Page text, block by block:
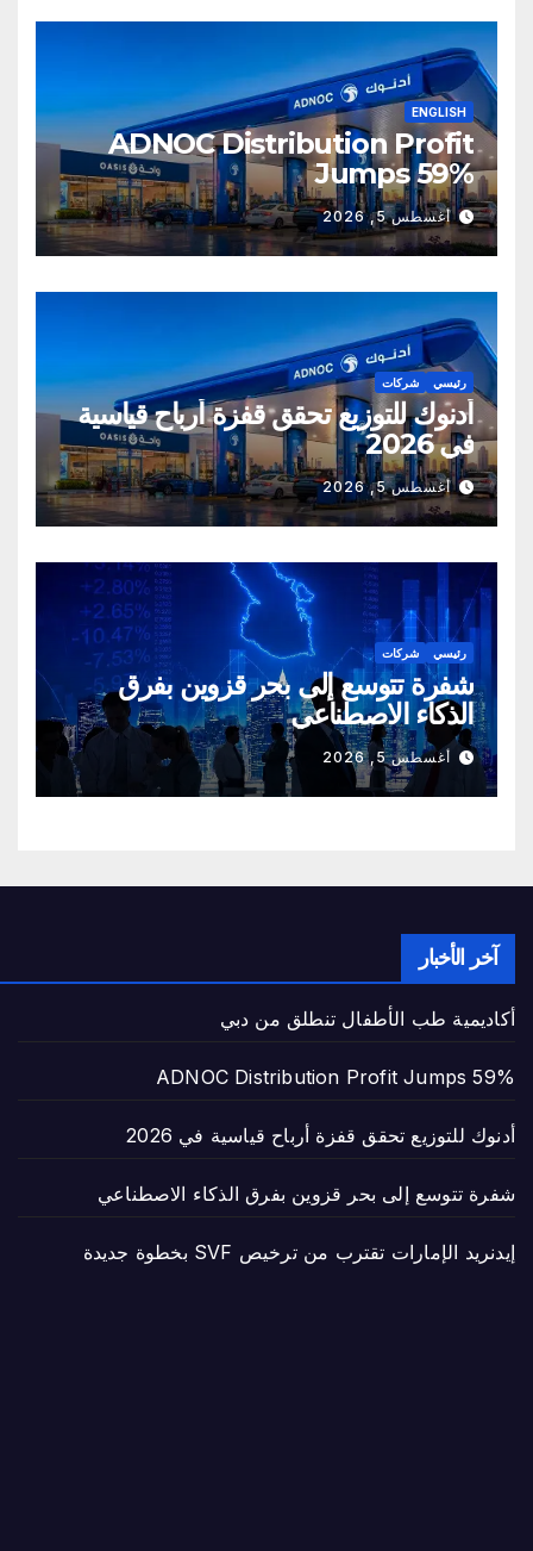
ENGLISH
ADNOC Distribution Profit
Jumps 59%
أغسطس 5, 2026
رئيسي شركات
أدنوك للتوزيع تحقق قفزة أرباح قياسية
في 2026
أغسطس 5, 2026
رئيسي شركات
شفرة تتوسع إلى بحر قزوين بفرق
الذكاء الاصطناعي
أغسطس 5, 2026
آخر الأخبار
أكاديمية طب الأطفال تنطلق من دبي
ADNOC Distribution Profit Jumps 59%
أدنوك للتوزيع تحقق قفزة أرباح قياسية في 2026
شفرة تتوسع إلى بحر قزوين بفرق الذكاء الاصطناعي
إيدنريد الإمارات تقترب من ترخيص SVF بخطوة جديدة